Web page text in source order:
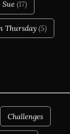
Sue (17)
Thursday (5)
Challenges